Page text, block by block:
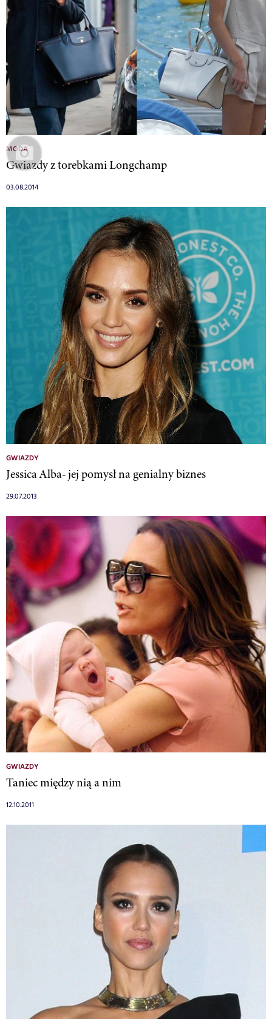
MODA
Gwiazdy z torebkami Longchamp
03.08.2014
GWIAZDY
Jessica Alba- jej pomysł na genialny biznes
29.07.2013
GWIAZDY
Taniec między nią a nim
12.10.2011